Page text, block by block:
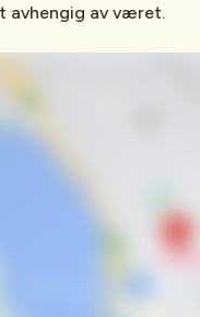
avhengig av været.